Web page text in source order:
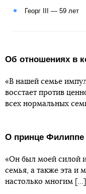
Георг III — 59 лет
Об отношениях в
«В нашей семье
восстает против
всех нормальных
О принце Филиппе
«Он был моей силой
семья, а также эта и
настолько многим